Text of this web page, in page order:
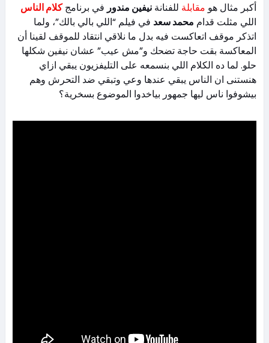
أكبر مثال هو مقابلة للفنانة نيفين مندور في برنامج كلام الناس
اللي مثلت قدام محمد سعد في فيلم “اللي بالي بالك”، ولما
اتذكر موقف اتعاكست فيه بدل ما نلاقي انتقاد للموقف لقينا أن
المعاكسة بقت حاجة تضحك و”مش عيب” عشان نيفين شكلها
حلو. لما ده الكلام اللي بنسمعه على التليفزيون يبقي ازاي
هنستنى ان الناس يبقي عندها وعي وتبقي ضد التحرش وهم
بيشوفوا ناس ليها جمهور بياخدوا الموضوع بسخرية؟